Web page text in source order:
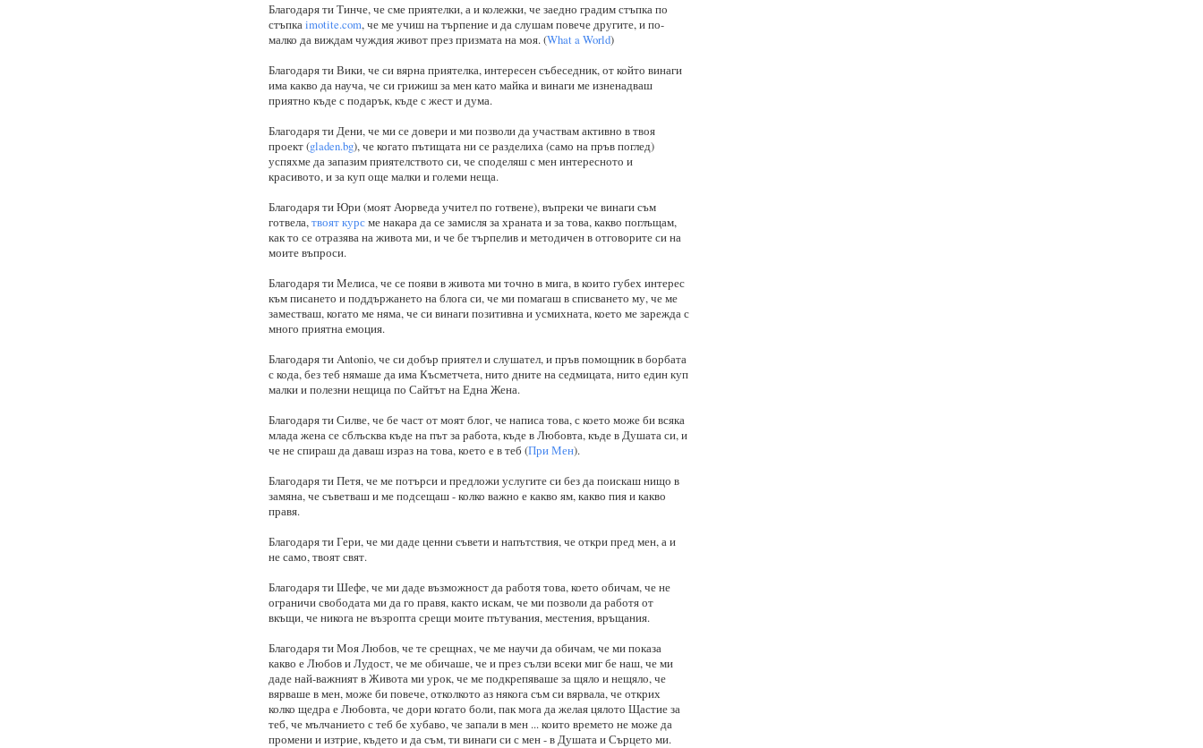
Благодаря ти Тинче, че сме приятелки, а и колежки, че заедно градим стъпка по
стъпкаimotite.com, че ме учиш на търпение и да слушам повече другите, и по-
малко да виждам чуждия живот през призмата на моя. (What a World)
Благодаря ти Вики, че си вярна приятелка, интересен събеседник, от който винаги
има какво да науча, че си грижиш за мен като майка и винаги ме изненадваш
приятно къде с подарък, къде с жест и дума.
Благодаря ти Дени, че ми се довери и ми позволи да участвам активно в твоя
проект (gladen.bg), че когато пътищата ни се разделиха (само на пръв поглед)
успяхме да запазим приятелството си, че споделяш с мен интересното и
красивото, и за куп още малки и големи неща.
Благодаря ти Юри (моят Аюрведа учител по готвене), въпреки че винаги съм
готвела,твоят курсме накара да се замисля за храната и за това, какво поглъщам,
как то се отразява на живота ми, и че бе търпелив и методичен в отговорите си на
моите въпроси.
Благодаря тиМелиса, че се появи в живота ми точно в мига, в които губех интерес
към писането и поддържането на блога си, че ми помагаш в списването му, че ме
заместваш, когато ме няма, че си винаги позитивна и усмихната, което ме зарежда с
много приятна емоция.
Благодаря ти Antonio, че си добър приятел и слушател, и пръв помощник в борбата
с кода, без теб нямаше да има Късметчета, нито дните на седмицата, нито един куп
малки и полезни нещица по Сайтът на Една Жена.
Благодаря ти Силве, че бе част от моят блог, че написа това, с което може би всяка
млада жена се сблъсква къде на път за работа, къде в Любовта, къде в Душата си, и
че не спираш да даваш израз на това, което е в теб (При Мен).
Благодаря ти Петя, че ме потърси и предложи услугите си без да поискаш нищо в
замяна, че съветваш и ме подсещаш - колко важно е какво ям, какво пия и какво
правя.
Благодаря ти Гери, че ми даде ценни съвети и напътствия, че откри пред мен, а и
не само, твоят свят.
Благодаря ти Шефе, че ми даде възможност да работя това, което обичам, че не
ограничи свободата ми да го правя, както искам, че ми позволи да работя от
вкъщи, че никога не възропта срещи моите пътувания, местения, връщания.
Благодаря ти Моя Любов, че те срещнах, че ме научи да обичам, че ми показа
какво е Любов и Лудост, че ме обичаше, че и през сълзи всеки миг бе наш, че ми
даде най-важният в Живота ми урок, че ме подкрепяваше за щяло и нещяло, че
вярваше в мен, може би повече, отколкото аз някога съм си вярвала, че открих
колко щедра е Любовта, че дори когато боли, пак мога да желая цялото Щастие за
теб, че мълчанието с теб бе хубаво, че запали в мен ... които времето не може да
промени и изтрие, където и да съм, ти винаги си с мен - в Душата и Сърцето ми.